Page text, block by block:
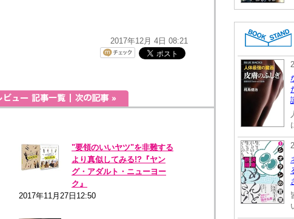
2017年12月 4日 08:21
"要領のいいヤツ"を非難する
より真似してみる!?『ヤン
グ・アダルト・ニューヨー
ク』
2017年11月27日12:50